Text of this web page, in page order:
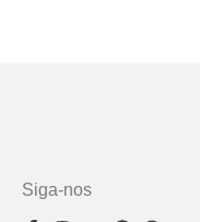
Siga-nos